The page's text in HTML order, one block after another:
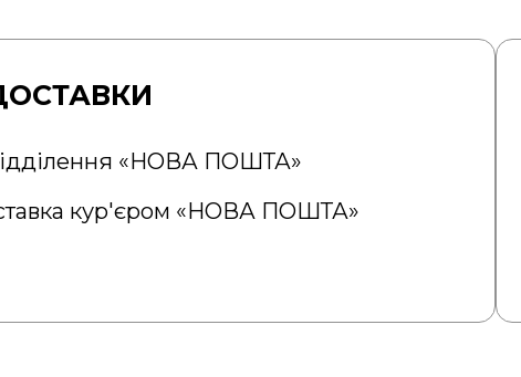
«НОВА ПОШТА»
кур'єром «НОВА ПОШТА»